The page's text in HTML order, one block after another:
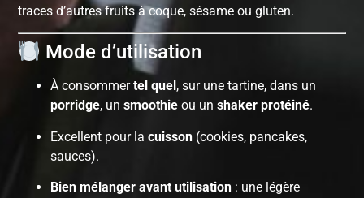
traces d’autres fruits à coque, sésame ou gluten.
Mode d’utilisation
À consommertel quel , sur une tartine, dans un
porridge, unsmoothie ou unshaker protéiné.
Excellent pour lacuisson (cookies, pancakes,
sauces).
Bien mélanger avant utilisation : une légère